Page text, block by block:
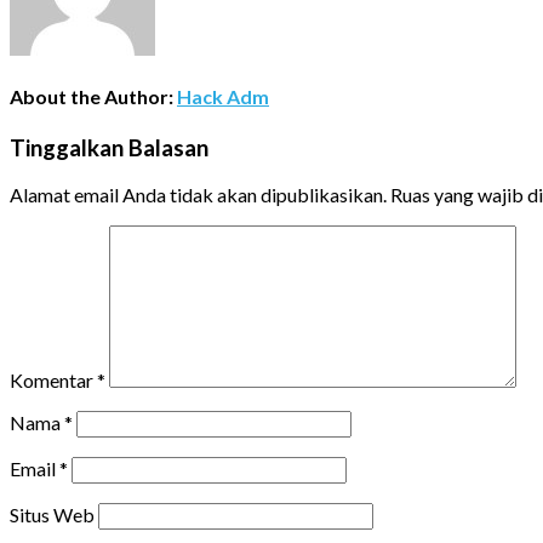
About the Author: Hack Adm
Tinggalkan Balasan
Alamat email Anda tidak akan dipublikasikan. Ruas yang wajib
Komentar*
Nama*
Email*
Situs Web